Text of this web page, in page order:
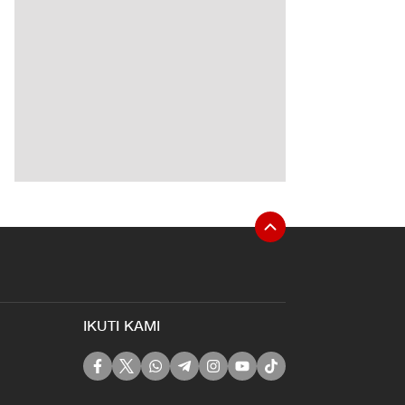
IKUTI KAMI